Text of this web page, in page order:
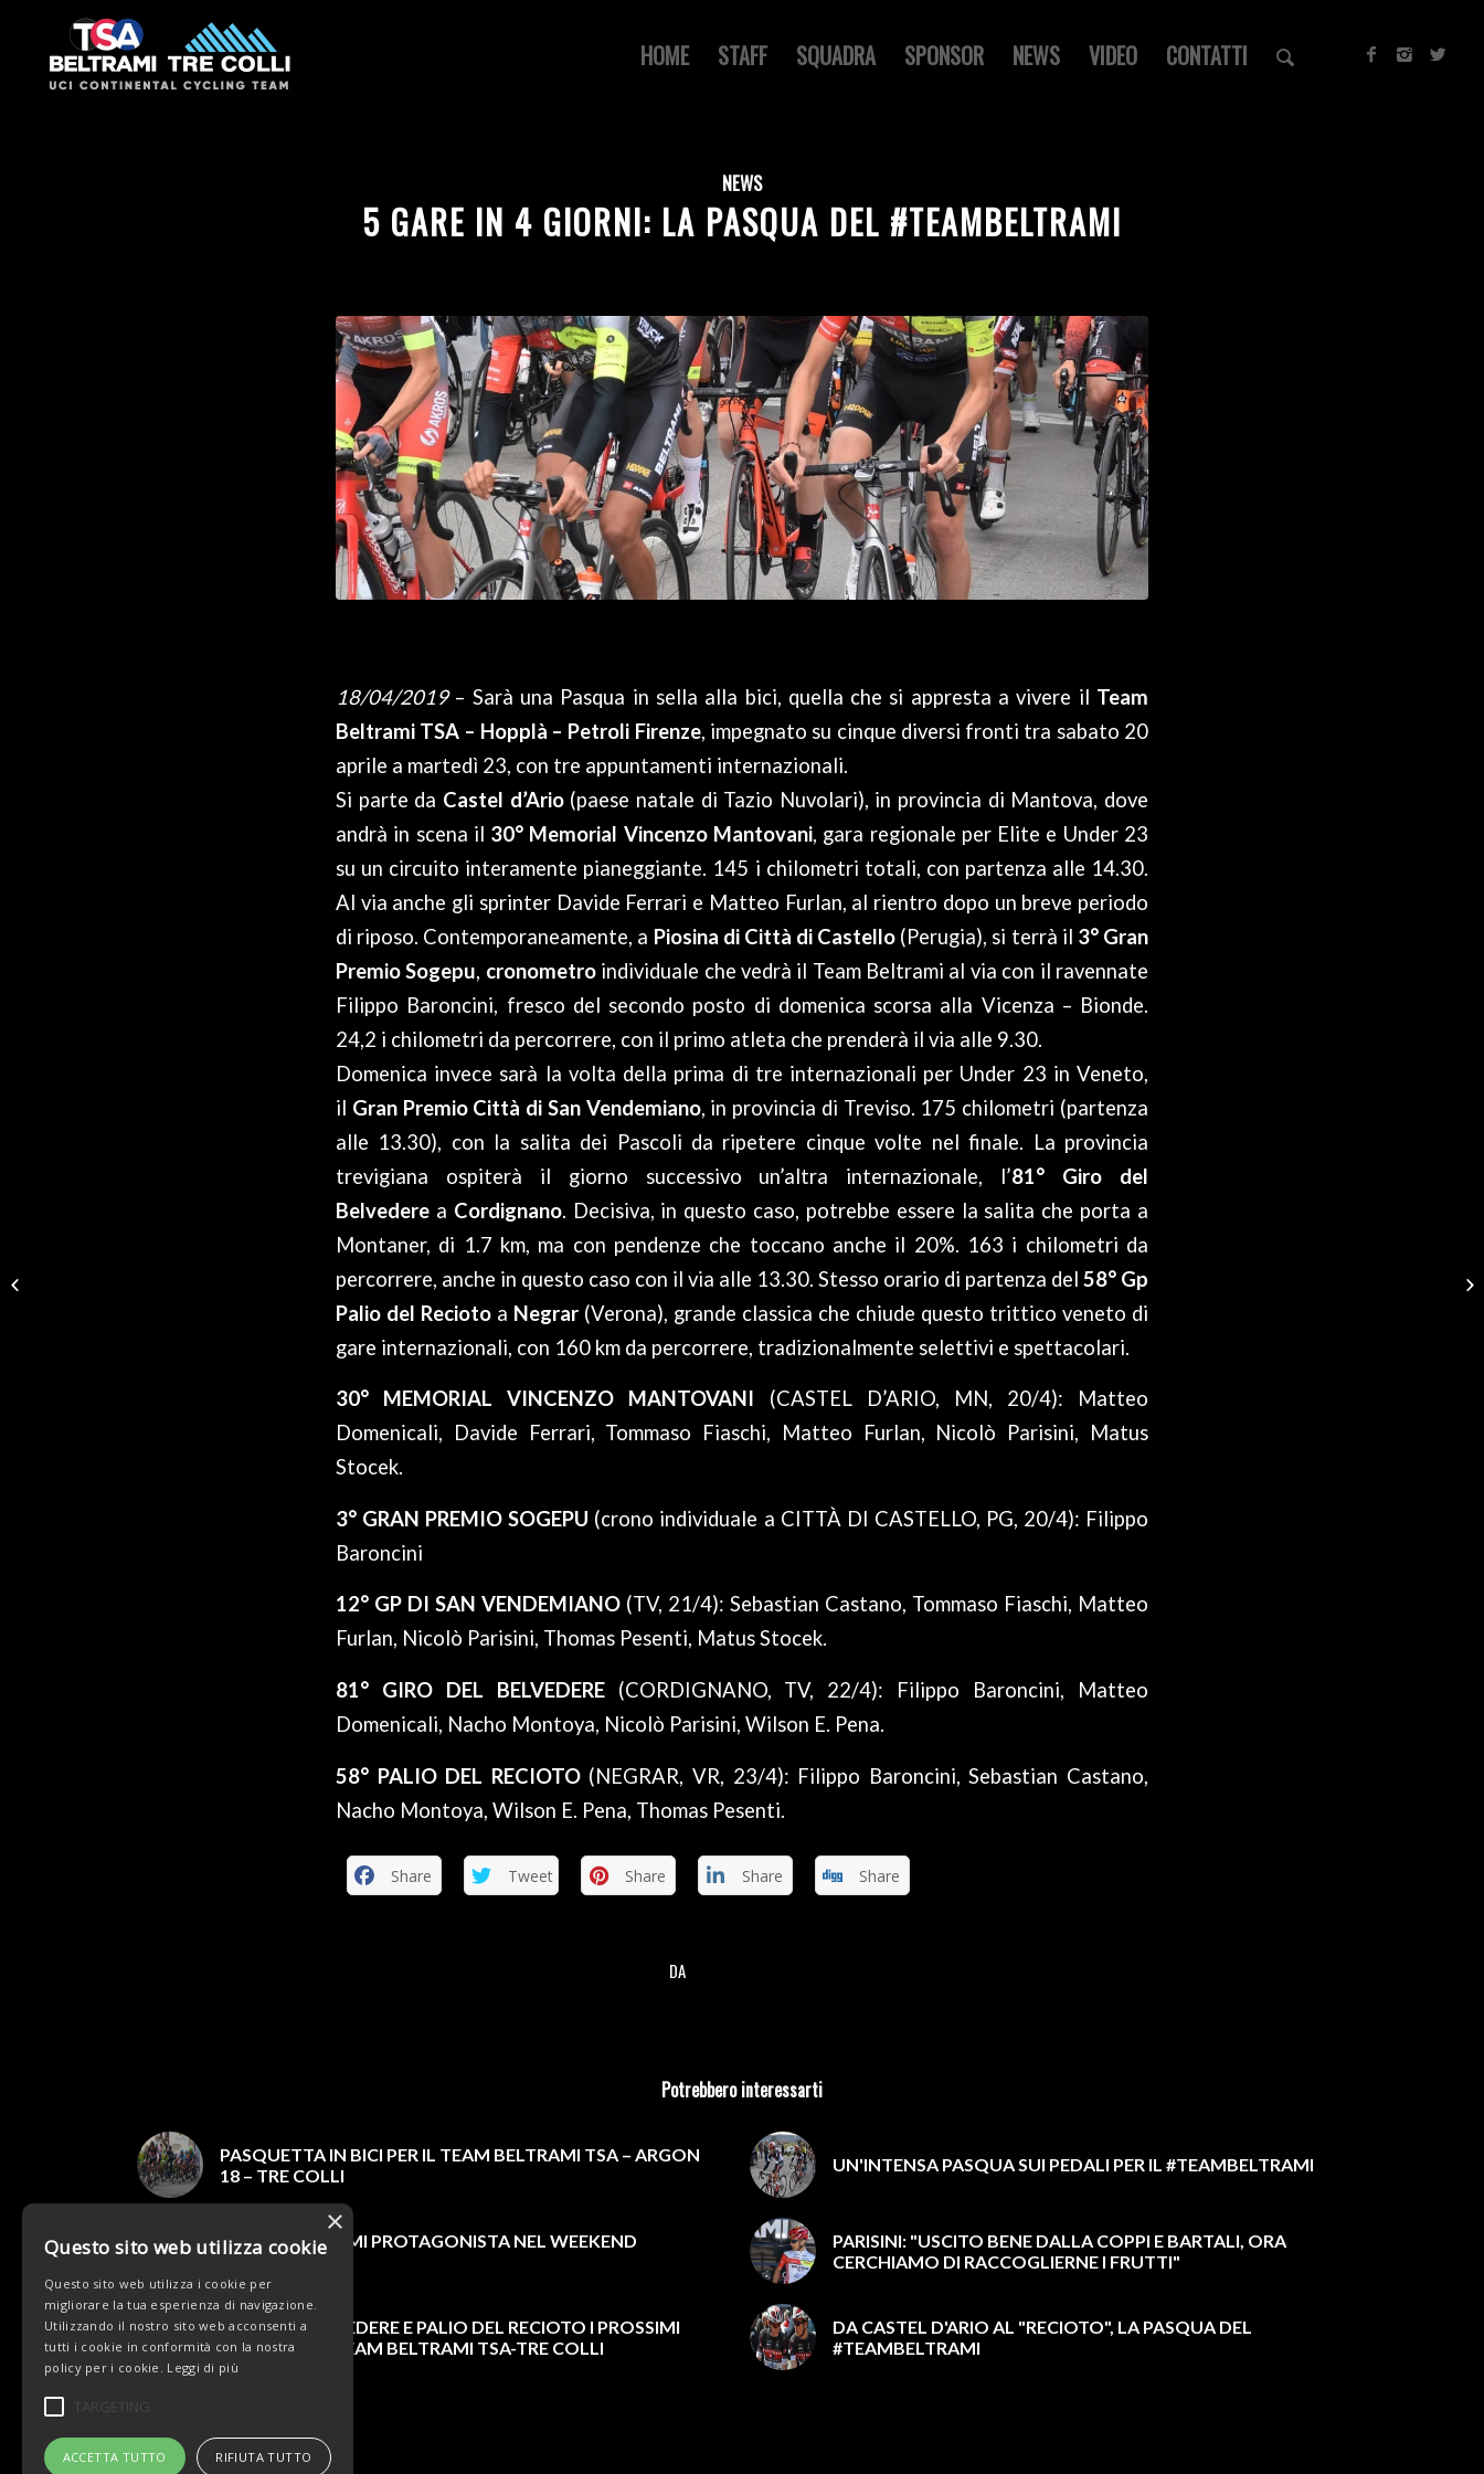
HOME STAFF SQUADRA SPONSOR NEWS VIDEO CONTATTI
NEWS
5 GARE IN 4 GIORNI: LA PASQUA DEL #TEAMBELTRAMI
18/04/2019– Sarà una Pasqua in sella alla bici, quella che si appresta a vivere il Team
Beltrami TSA – Hopplà – Petroli Firenze, impegnato su cinque diversi fronti tra sabato 20
aprile a martedì 23, con tre appuntamenti internazionali.
Si parte da Castel d’Ario(paese natale di Tazio Nuvolari), in provincia di Mantova, dove
andrà in scena il 30° Memorial Vincenzo Mantovani, gara regionale per Elite e Under 23
su un circuito interamente pianeggiante. 145 i chilometri totali, con partenza alle 14.30.
Al via anche gli sprinter Davide Ferrari e Matteo Furlan, al rientro dopo un breve periodo
di riposo. Contemporaneamente, a Piosina di Città di Castello (Perugia), si terrà il 3° Gran
Premio Sogepu, cronometro individuale che vedrà il Team Beltrami al via con il ravennate
Filippo Baroncini, fresco del secondo posto di domenica scorsa alla Vicenza – Bionde.
24,2 i chilometri da percorrere, con il primo atleta che prenderà il via alle 9.30.
Domenica invece sarà la volta della prima di tre internazionali per Under 23 in Veneto,
il Gran Premio Città di San Vendemiano, in provincia di Treviso. 175 chilometri (partenza
alle 13.30), con la salita dei Pascoli da ripetere cinque volte nel finale. La provincia
trevigiana ospiterà il giorno successivo un’altra internazionale, l’81° Giro del
Belvedere a Cordignano. Decisiva, in questo caso, potrebbe essere la salita che porta a
Montaner, di 1.7 km, ma con pendenze che toccano anche il 20%. 163 i chilometri da
percorrere, anche in questo caso con il via alle 13.30. Stesso orario di partenza del 58° Gp
Palio del Recioto a Negrar (Verona), grande classica che chiude questo trittico veneto di
gare internazionali, con 160 km da percorrere, tradizionalmente selettivi e spettacolari.
30° MEMORIAL VINCENZO MANTOVANI (CASTEL D’ARIO, MN, 20/4): Matteo
Domenicali, Davide Ferrari, Tommaso Fiaschi, Matteo Furlan, Nicolò Parisini, Matus
Stocek.
3° GRAN PREMIO SOGEPU (crono individuale a CITTÀ DI CASTELLO, PG, 20/4): Filippo
Baroncini
12° GP DI SAN VENDEMIANO (TV, 21/4): Sebastian Castano, Tommaso Fiaschi, Matteo
Furlan, Nicolò Parisini, Thomas Pesenti, Matus Stocek.
81° GIRO DEL BELVEDERE(CORDIGNANO, TV, 22/4): Filippo Baroncini, Matteo
Domenicali, Nacho Montoya, Nicolò Parisini, Wilson E. Pena.
58° PALIO DEL RECIOTO(NEGRAR, VR, 23/4): Filippo Baroncini, Sebastian Castano,
Nacho Montoya, Wilson E. Pena, Thomas Pesenti.
Share Tweet Share Share Share
DA
Potrebbero interessarti
PASQUETTA IN BICI PER IL TEAM BELTRAMI TSA – ARGON
18 – TRE COLLI
UN'INTENSA PASQUA SUI PEDALI PER IL #TEAMBELTRAMI
#TEAMBELTRAMI PROTAGONISTA NEL WEEKEND
PARISINI: "USCITO BENE DALLA COPPI E BARTALI, ORA
CERCHIAMO DI RACCOGLIERNE I FRUTTI"
GIRO DEL BELVEDERE E PALIO DEL RECIOTO I PROSSIMI
IMPEGNI DEL TEAM BELTRAMI TSA-TRE COLLI
DA CASTEL D'ARIO AL "RECIOTO", LA PASQUA DEL
#TEAMBELTRAMI
×
Questo sito web utilizza cookie
Questo sito web utilizza i cookie per
migliorare la tua esperienza di navigazione.
Utilizzando il nostro sito web acconsenti a
tutti i cookie in conformità con la nostra
policy per i cookie. Leggi di più
TARGETING
ACCETTA TUTTO RIFIUTA TUTTO